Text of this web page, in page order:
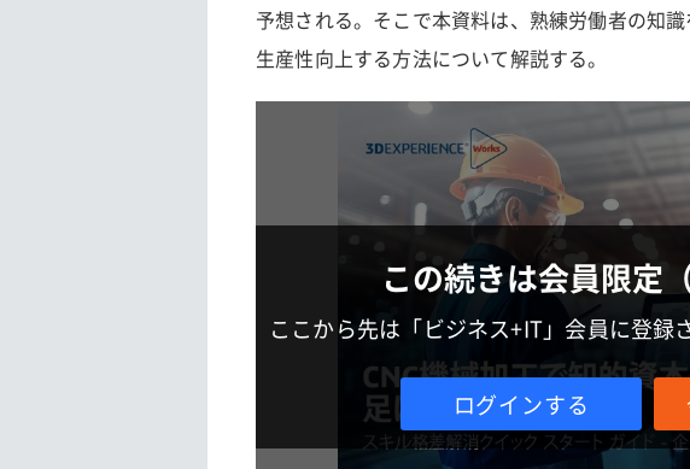
予想される。そこで本資料は、熟練労働者の知
生産性向上する方法について解説する。
この続きは会員限定
ここから先は「ビジネス+IT」会員に登録
ログインする